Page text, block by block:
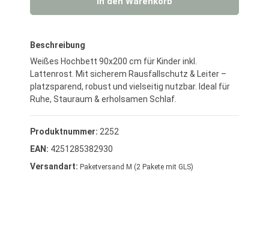
Beschreibung
Weißes Hochbett 90x200 cm für Kinder inkl.
Lattenrost. Mit sicherem Rausfallschutz & Leiter –
platzsparend, robust und vielseitig nutzbar. Ideal für
Ruhe, Stauraum & erholsamen Schlaf.
Produktnummer: 2252
EAN: 4251285382930
Versandart: Paketversand M (2 Pakete mit GLS)